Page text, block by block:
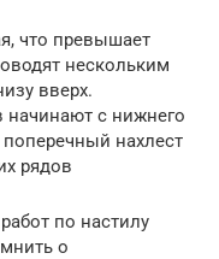
что превышает
нескольким
вверх.
начинают с нижнего
поперечный нахлест
рядов
по настилу
о